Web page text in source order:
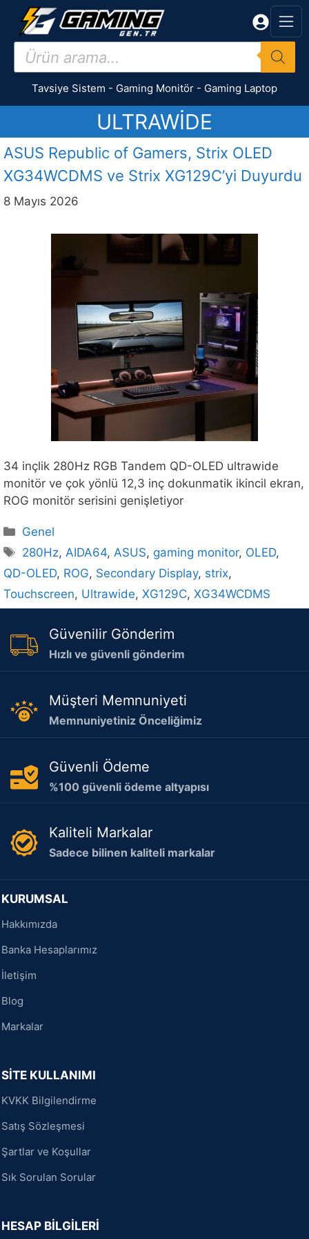
İçeriğe
Products
search
Tavsiye Sistem - Gaming Monitör - Gaming Laptop
ULTRAWIDE
ASUS Republic of Gamers, Strix OLED
XG34WCDMS ve Strix XG129C’yi Duyurdu
8 Mayıs 2026
34 inçlik 280Hz RGB Tandem QD-OLED ultrawide
monitör ve çok yönlü 12,3 inç dokunmatik ikincil ekran,
ROG monitör serisini genişletiyor
Kategoriler
Genel
Etiketler
280Hz,AIDA64,ASUS, gaming monitor, OLED,
QD-OLED, ROG, Secondary Display, strix,
Touchscreen, Ultrawide, XG129C, XG34WCDMS
Güvenilir Gönderim
Hızlı ve güvenli gönderim
Müşteri Memnuniyeti
Memnuniyetiniz Önceliğimiz
Güvenli Ödeme
%100 güvenli ödeme altyapısı
Kaliteli Markalar
Sadece bilinen kaliteli markalar
KURUMSAL
Hakkımızda
Banka Hesaplarımız
İletişim
Blog
Markalar
SİTE KULLANIMI
KVKK Bilgilendirme
Satış Sözleşmesi
Şartlar ve Koşullar
Sık Sorulan Sorular
HESAP BİLGİLERİ